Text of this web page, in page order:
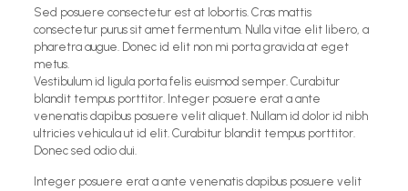
Sed posuere consectetur est at lobortis. Cras mattis
consectetur purus sit amet fermentum. Nulla vitae elit libero, a
pharetra augue. Donec id elit non mi porta gravida at eget
metus.
Vestibulum id ligula porta felis euismod semper. Curabitur
blandit tempus porttitor. Integer posuere erat a ante
venenatis dapibus posuere velit aliquet. Nullam id dolor id nibh
ultricies vehicula ut id elit. Curabitur blandit tempus porttitor.
Donec sed odio dui.
Integer posuere erat a ante venenatis dapibus posuere velit